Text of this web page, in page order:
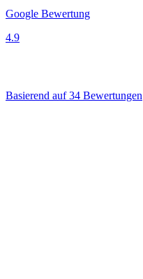
Google Bewertung
4.9
Basierend auf 34 Bewertungen